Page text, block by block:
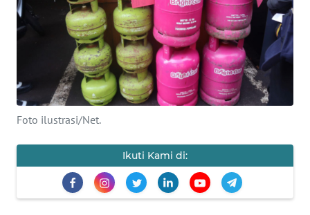
Foto ilustrasi/Net.
Ikuti Kami di:
KAMI
TENTANG
KAMI
PEDOMAN